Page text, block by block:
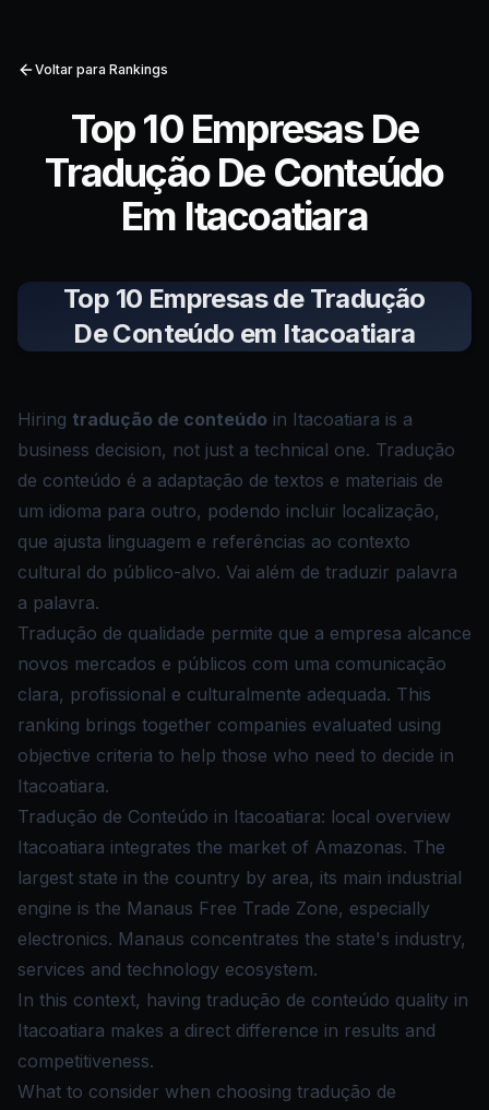
Voltar para Rankings
Top 10 Empresas De
Tradução De Conteúdo
Em Itacoatiara
Top 10 Empresas de Tradução
De Conteúdo em Itacoatiara
Hiring tradução de conteúdo in Itacoatiara is a
business decision, not just a technical one. Tradução
de conteúdo é a adaptação de textos e materiais de
um idioma para outro, podendo incluir localização,
que ajusta linguagem e referências ao contexto
cultural do público-alvo. Vai além de traduzir palavra
a palavra.
Tradução de qualidade permite que a empresa alcance
novos mercados e públicos com uma comunicação
clara, profissional e culturalmente adequada. This
ranking brings together companies evaluated using
objective criteria to help those who need to decide in
Itacoatiara.
Tradução de Conteúdo in Itacoatiara: local overview
Itacoatiara integrates the market of Amazonas. The
largest state in the country by area, its main industrial
engine is the Manaus Free Trade Zone, especially
electronics. Manaus concentrates the state's industry,
services and technology ecosystem.
In this context, having tradução de conteúdo quality in
Itacoatiara makes a direct difference in results and
competitiveness.
What to consider when choosing tradução de